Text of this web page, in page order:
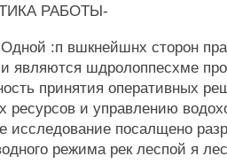
РАБОТЫ-
:п вшкнейшнх сторон
являются шдролоппесхме
принятия оперативных
ресурсов и управлению
посалщено
режима рек леспой я